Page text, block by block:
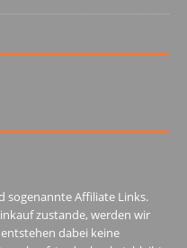
sogenannte Affiliate Links.
zustande, werden wir
dabei keine